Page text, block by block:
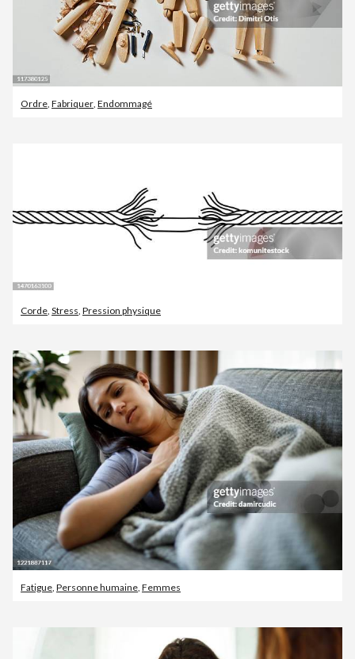
Ordre Fabriquer Endommagé
Corde Stress Pression physique
Fatigue, Personne humaine, Femmes